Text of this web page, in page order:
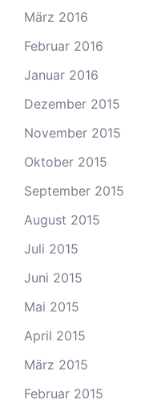
März 2016
Februar 2016
Januar 2016
Dezember 2015
November 2015
Oktober 2015
September 2015
August 2015
Juli 2015
Juni 2015
Mai 2015
April 2015
März 2015
Februar 2015